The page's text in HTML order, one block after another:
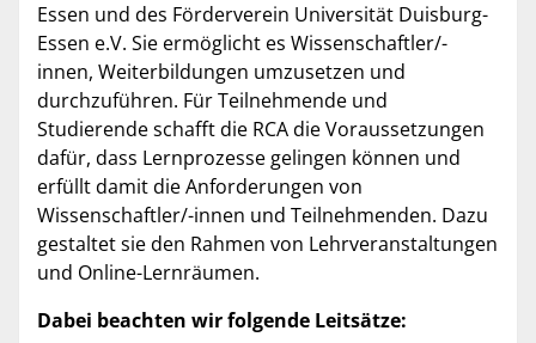
Essen und des Förderverein Universität Duisburg-
Essen e.V. Sie ermöglicht es Wissenschaftler/-
innen, Weiterbildungen umzusetzen und
durchzuführen. Für Teilnehmende und
Studierende schafft die RCA die Voraussetzungen
dafür, dass Lernprozesse gelingen können und
erfüllt damit die Anforderungen von
Wissenschaftler/-innen und Teilnehmenden. Dazu
gestaltet sie den Rahmen von Lehrveranstaltungen
und Online-Lernräumen.
Dabei beachten wir folgende Leitsätze: